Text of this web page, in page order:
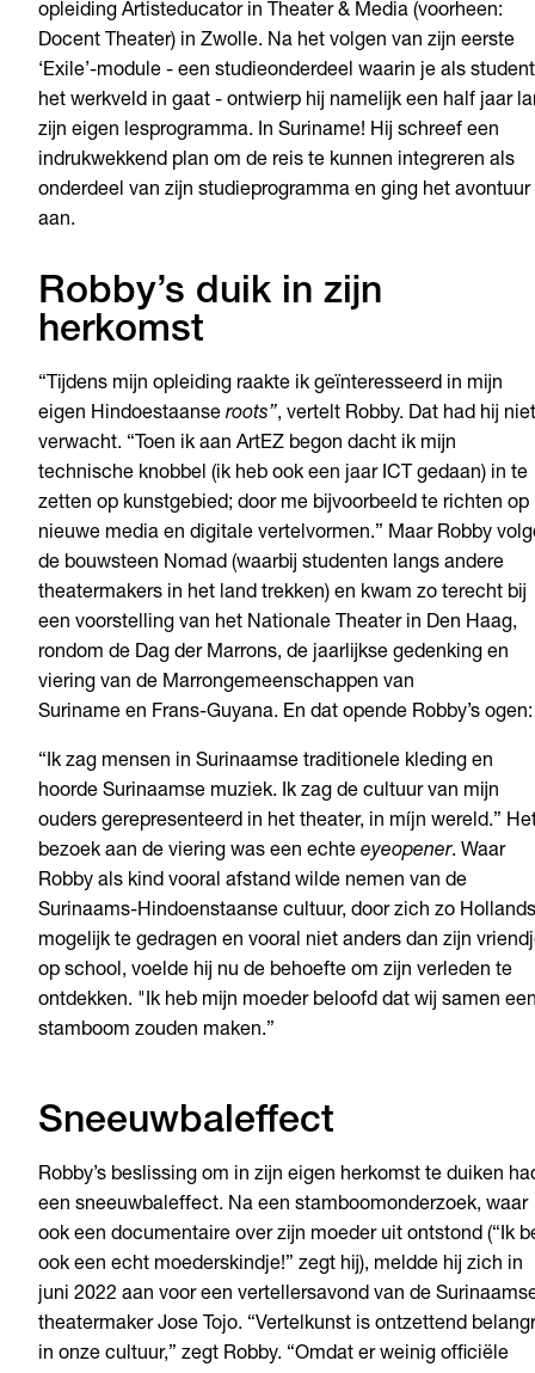
opleiding Artisteducator in Theater & Media (voorheen:
Docent Theater) in Zwolle. Na het volgen van zijn eerste
‘Exile’-module - een studieonderdeel waarin je als student
het werkveld in gaat - ontwierp hij namelijk een half jaar
zijn eigen lesprogramma. In Suriname! Hij schreef een
indrukwekkend plan om de reis te kunnen integreren als
onderdeel van zijn studieprogramma en ging het avontuur
aan.
Robby’s duik in zijn
herkomst
“Tijdens mijn opleiding raakte ik geïnteresseerd in mijn
eigen Hindoestaanse roots”, vertelt Robby. Dat had hij niet
verwacht. “Toen ik aan ArtEZ begon dacht ik mijn
technische knobbel (ik heb ook een jaar ICT gedaan) in te
zetten op kunstgebied; door me bijvoorbeeld te richten op
nieuwe media en digitale vertelvormen.” Maar Robby
de bouwsteen Nomad (waarbij studenten langs andere
theatermakers in het land trekken) en kwam zo terecht bij
een voorstelling van het Nationale Theater in Den Haag,
rondom de Dag der Marrons, de jaarlijkse gedenking en
viering van de Marrongemeenschappen van
Suriname en Frans-Guyana. En dat opende Robby’s ogen:
“Ik zag mensen in Surinaamse traditionele kleding en
hoorde Surinaamse muziek. Ik zag de cultuur van mijn
ouders gerepresenteerd in het theater, in míjn wereld.”
bezoek aan de viering was een echte eyeopener. Waar
Robby als kind vooral afstand wilde nemen van de
Surinaams-Hindoenstaanse cultuur, door zich zo Hollands
mogelijk te gedragen en vooral niet anders dan zijn
op school, voelde hij nu de behoefte om zijn verleden te
ontdekken. "Ik heb mijn moeder beloofd dat wij samen
stamboom zouden maken.”
Sneeuwbaleffect
Robby’s beslissing om in zijn eigen herkomst te duiken
een sneeuwbaleffect. Na een stamboomonderzoek, waar
ook een documentaire over zijn moeder uit ontstond (“Ik
ook een echt moederskindje!” zegt hij), meldde hij zich in
juni 2022 aan voor een vertellersavond van de
theatermaker Jose Tojo. “Vertelkunst is ontzettend
in onze cultuur,” zegt Robby. “Omdat er weinig officiële